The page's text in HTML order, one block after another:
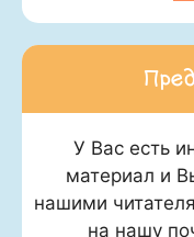
У Вас есть
материал и
нашими
на нашу